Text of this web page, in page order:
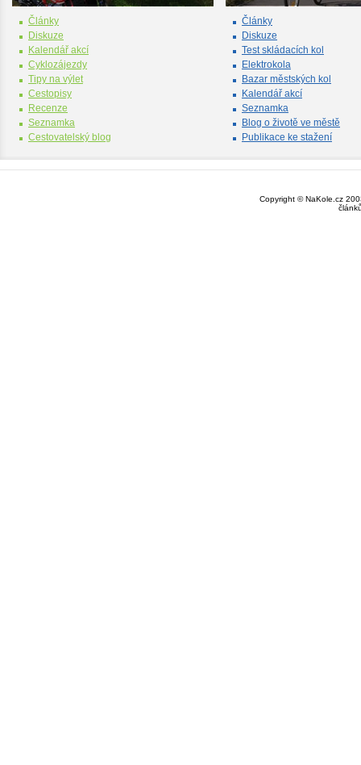
Články
Diskuze
Kalendář akcí
Cyklozájezdy
Tipy na výlet
Cestopisy
Recenze
Seznamka
Cestovatelský blog
Články
Diskuze
Test skládacích kol
Elektrokola
Bazar městských kol
Kalendář akcí
Seznamka
Blog o životě ve městě
Publikace ke stažení
Copyright © NaKole.cz